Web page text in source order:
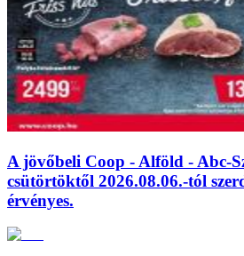
A jövőbeli Coop - Alföld - Abc-
csütörtöktől 2026.08.06.-tól
érvényes.